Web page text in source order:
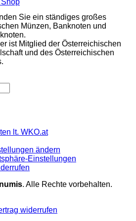
Sie ein ständiges großes
Münzen, Banknoten und
ist Mitglied der Österreichischen
und des Österreichischen
lt. WKO.at
ändern
Einstellungen
. Alle Rechte vorbehalten.
widerrufen